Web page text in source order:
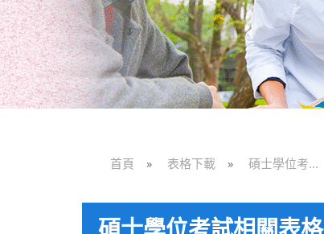
首頁 » 表格下載 » 碩士學位考...